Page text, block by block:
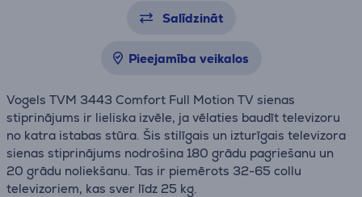
Salīdzināt
Pieejamība veikalos
Vogels TVM 3443 Comfort Full Motion TV sienas
stiprinājums ir lieliska izvēle, ja vēlaties baudīt televizoru
no katra istabas stūra. Šis stilīgais un izturīgais televizora
sienas stiprinājums nodrošina 180 grādu pagriešanu un
20 grādu noliekšanu. Tas ir piemērots 32-65 collu
televizoriem, kas sver līdz 25 kg.